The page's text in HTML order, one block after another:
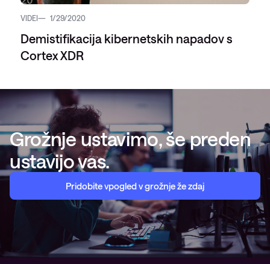
VIDEI 1/29/2020
Demistifikacija kibernetskih napadov s
Cortex XDR
Grožnje ustavimo, še preden
ustavijo vas.
Pridobite vpogled v grožnje že zdaj